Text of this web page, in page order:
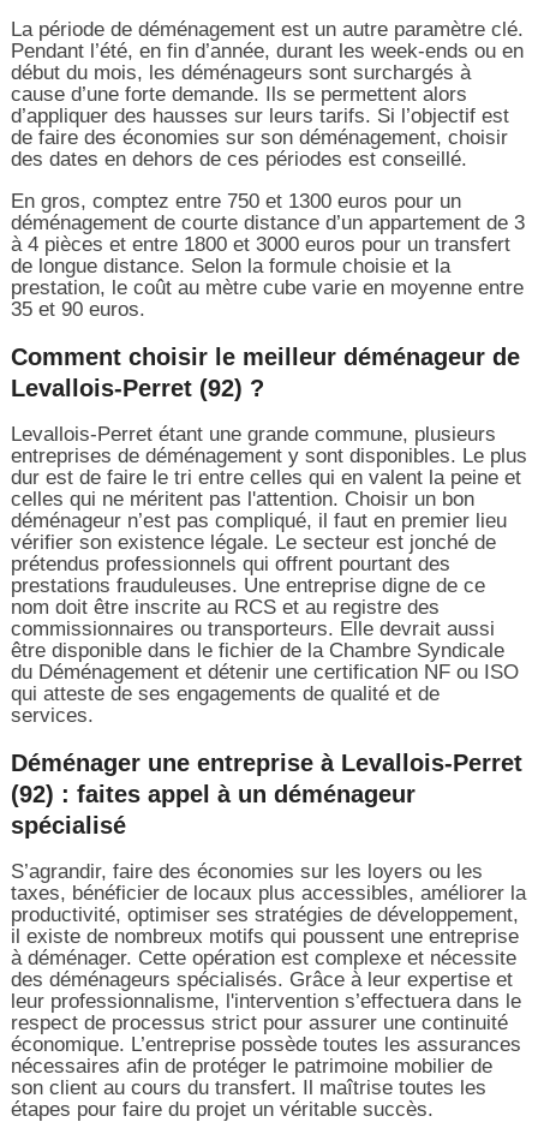
La période de déménagement est un autre paramètre clé.
Pendant l’été, en fin d’année, durant les week-ends ou en
début du mois, les déménageurs sont surchargés à
cause d’une forte demande. Ils se permettent alors
d’appliquer des hausses sur leurs tarifs. Si l’objectif est
de faire des économies sur son déménagement, choisir
des dates en dehors de ces périodes est conseillé.
En gros, comptez entre 750 et 1300 euros pour un
déménagement de courte distance d’un appartement de 3
à 4 pièces et entre 1800 et 3000 euros pour un transfert
de longue distance. Selon la formule choisie et la
prestation, le coût au mètre cube varie en moyenne entre
35 et 90 euros.
Comment choisir le meilleur déménageur de
Levallois-Perret (92) ?
Levallois-Perret étant une grande commune, plusieurs
entreprises de déménagement y sont disponibles. Le plus
dur est de faire le tri entre celles qui en valent la peine et
celles qui ne méritent pas l'attention. Choisir un bon
déménageur n’est pas compliqué, il faut en premier lieu
vérifier son existence légale. Le secteur est jonché de
prétendus professionnels qui offrent pourtant des
prestations frauduleuses. Une entreprise digne de ce
nom doit être inscrite au RCS et au registre des
commissionnaires ou transporteurs. Elle devrait aussi
être disponible dans le fichier de la Chambre Syndicale
du Déménagement et détenir une certification NF ou ISO
qui atteste de ses engagements de qualité et de
services.
Déménager une entreprise à Levallois-Perret
(92) : faites appel à un déménageur
spécialisé
S’agrandir, faire des économies sur les loyers ou les
taxes, bénéficier de locaux plus accessibles, améliorer la
productivité, optimiser ses stratégies de développement,
il existe de nombreux motifs qui poussent une entreprise
à déménager. Cette opération est complexe et nécessite
des déménageurs spécialisés. Grâce à leur expertise et
leur professionnalisme, l'intervention s’effectuera dans le
respect de processus strict pour assurer une continuité
économique. L’entreprise possède toutes les assurances
nécessaires afin de protéger le patrimoine mobilier de
son client au cours du transfert. Il maîtrise toutes les
étapes pour faire du projet un véritable succès.